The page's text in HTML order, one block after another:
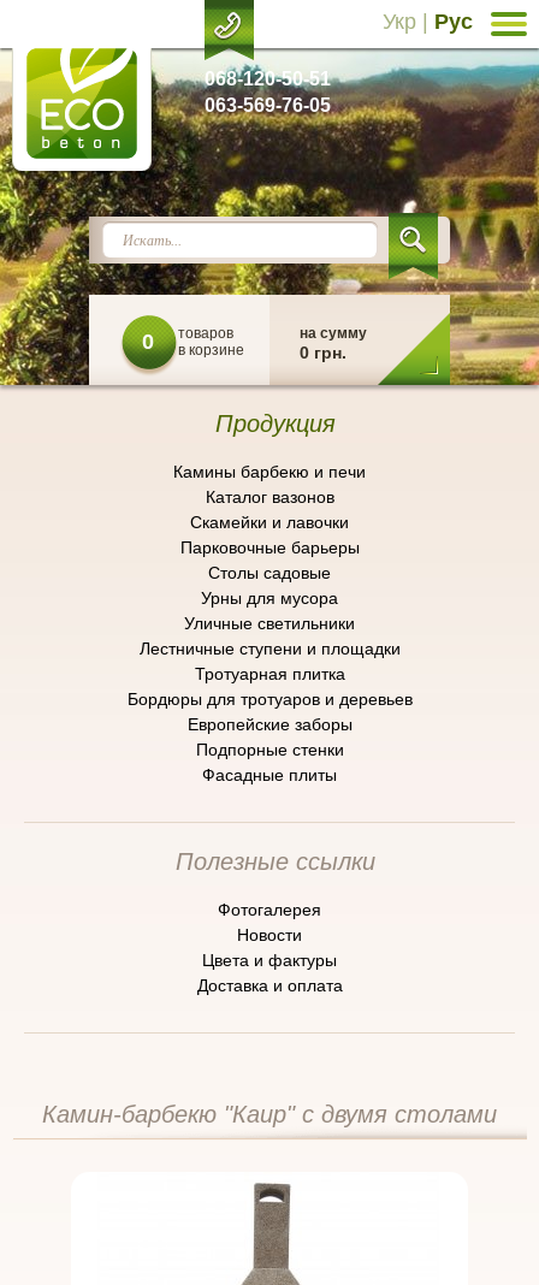
068-120-50-51
063-569-76-05
Укр Рус
0
товаров
в корзине
на сумму
0 грн.
Продукция
Камины барбекю и печи
Каталог вазонов
Скамейки и лавочки
Парковочные барьеры
Cтолы садовые
Урны для мусора
Уличные светильники
Лестничные ступени и площадки
Тротуарная плитка
Бордюры для тротуаров и деревьев
Европейские заборы
Подпорные стенки
Фасадные плиты
Полезные ссылки
Фотогалерея
Новости
Цвета и фактуры
Доставка и оплата
Камин-барбекю "Каир" с двумя столами